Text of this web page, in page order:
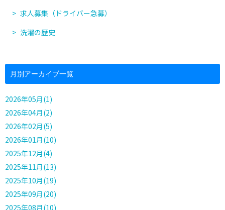
求人募集（ドライバー急募）
洗濯の歴史
月別アーカイブ一覧
2026年05月(1)
2026年04月(2)
2026年02月(5)
2026年01月(10)
2025年12月(4)
2025年11月(13)
2025年10月(19)
2025年09月(20)
2025年08月(10)